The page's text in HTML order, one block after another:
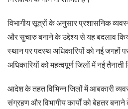
विभागीय सूत्रों के अनुसार प्रशासनिक
और सुचारु बनाने के उद्देश्य से यह बदलाव
स्थान पर पदस्थ अधिकारियों को नई जगहों
अधिकारियों को महत्वपूर्ण जिलों में नई तैनाती
आदेश के तहत विभिन्न जिलों में आबकारी
संग्रहण और विभागीय कार्यों को बेहतर